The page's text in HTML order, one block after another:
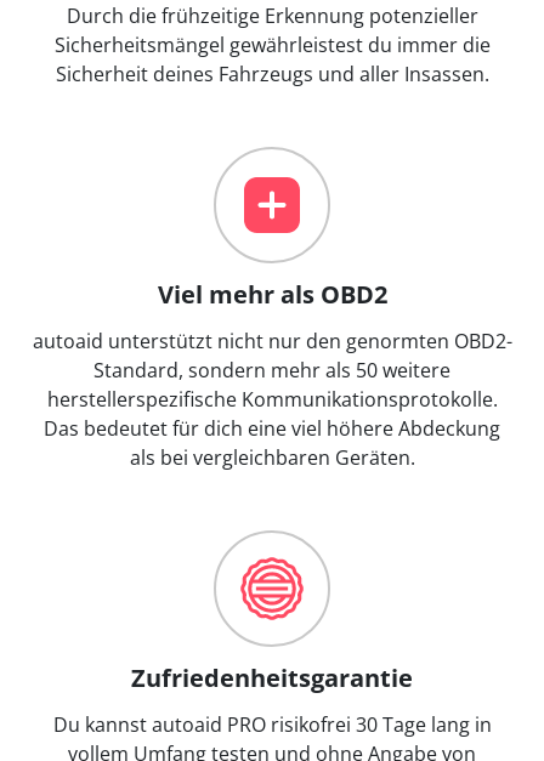
Durch die frühzeitige Erkennung potenzieller
Sicherheitsmängel gewährleistest du immer die
Sicherheit deines Fahrzeugs und aller Insassen.
Viel mehr als OBD2
autoaid unterstützt nicht nur den genormten OBD2-
Standard, sondern mehr als 50 weitere
herstellerspezifische Kommunikationsprotokolle.
Das bedeutet für dich eine viel höhere Abdeckung
als bei vergleichbaren Geräten.
Zufriedenheitsgarantie
Du kannst autoaid PRO risikofrei 30 Tage lang in
vollem Umfang testen und ohne Angabe von